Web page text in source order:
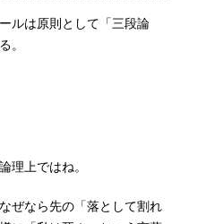
ルは原則として「三段論
。
理上ではね。
ぜなら先の「落として割れ